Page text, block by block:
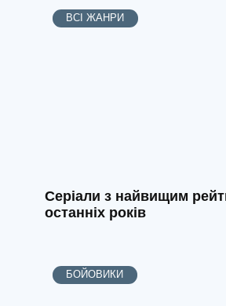
ВСІ ЖАНРИ
Серіали з найвищим
останніх років
БОЙОВИКИ